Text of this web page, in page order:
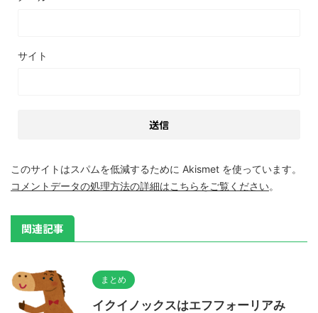
サイト
このサイトはスパムを低減するために Akismet を使っています。
コメントデータの処理方法の詳細はこちらをご覧ください。
関連記事
まとめ
イクイノックスはエフフォーリアみ